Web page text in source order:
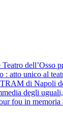
dell’Osso
: atto unico al
di Napoli
degli
fou in